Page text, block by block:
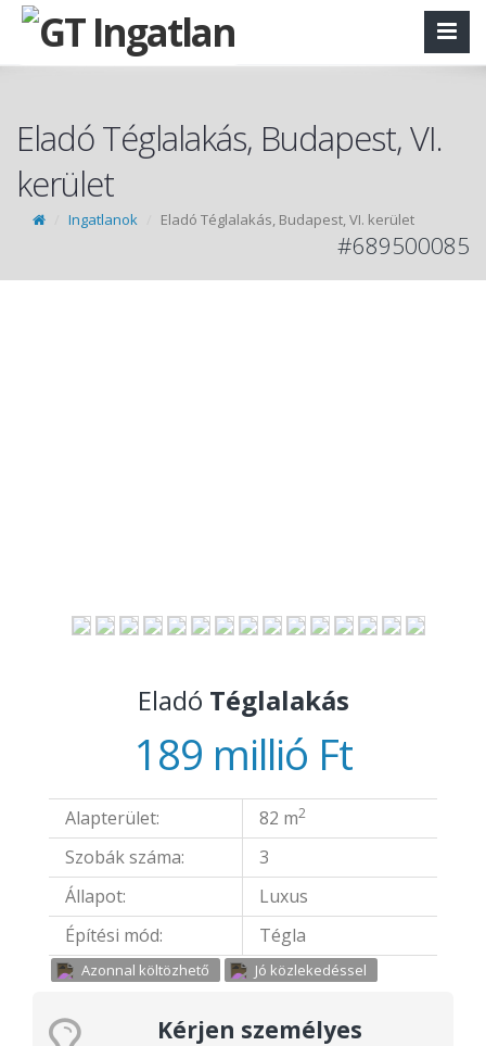
Eladó Téglalakás, Budapest, VI.
kerület
Ingatlanok Eladó Téglalakás, Budapest, VI. kerület
#689500085
Eladó Téglalakás
189 millió Ft
Alapterület: 82 m2
Szobák száma:
3
Állapot:
Luxus
Építési mód:
Tégla
Azonnal költözhető Jó közlekedéssel
Kérjen személyes